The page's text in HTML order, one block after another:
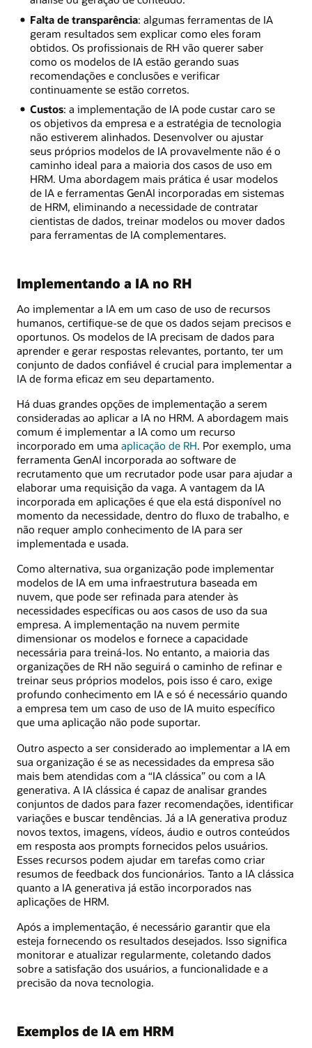
Falta de transparência: algumas ferramentas de IA
geram resultados sem explicar como eles foram
obtidos. Os profissionais de RH vão querer saber
como os modelos de IA estão gerando suas
recomendações e conclusões e verificar
continuamente se estão corretos.
Custos: a implementação de IA pode custar caro se
os objetivos da empresa e a estratégia de tecnologia
não estiverem alinhados. Desenvolver ou ajustar
seus próprios modelos de IA provavelmente não é o
caminho ideal para a maioria dos casos de uso em
HRM. Uma abordagem mais prática é usar modelos
de IA e ferramentas GenAI incorporadas em sistemas
de HRM, eliminando a necessidade de contratar
cientistas de dados, treinar modelos ou mover dados
para ferramentas de IA complementares.
Implementando a IA no RH
Ao implementar a IA em um caso de uso de recursos
humanos, certifique-se de que os dados sejam precisos e
oportunos. Os modelos de IA precisam de dados para
aprender e gerar respostas relevantes, portanto, ter um
conjunto de dados confiável é crucial para implementar a
IA de forma eficaz em seu departamento.
Há duas grandes opções de implementação a serem
consideradas ao aplicar a IA no HRM. A abordagem mais
comum é implementar a IA como um recurso
incorporado em uma aplicação de RH. Por exemplo, uma
ferramenta GenAI incorporada ao software de
recrutamento que um recrutador pode usar para ajudar a
elaborar uma requisição da vaga. A vantagem da IA
incorporada em aplicações é que ela está disponível no
momento da necessidade, dentro do fluxo de trabalho, e
não requer amplo conhecimento de IA para ser
implementada e usada.
Como alternativa, sua organização pode implementar
modelos de IA em uma infraestrutura baseada em
nuvem, que pode ser refinada para atender às
necessidades específicas ou aos casos de uso da sua
empresa. A implementação na nuvem permite
dimensionar os modelos e fornece a capacidade
necessária para treiná-los. No entanto, a maioria das
organizações de RH não seguirá o caminho de refinar e
treinar seus próprios modelos, pois isso é caro, exige
profundo conhecimento em IA e só é necessário quando
a empresa tem um caso de uso de IA muito específico
que uma aplicação não pode suportar.
Outro aspecto a ser considerado ao implementar a IA em
sua organização é se as necessidades da empresa são
mais bem atendidas com a “IA clássica” ou com a IA
generativa. A IA clássica é capaz de analisar grandes
conjuntos de dados para fazer recomendações, identificar
variações e buscar tendências. Já a IA generativa produz
novos textos, imagens, vídeos, áudio e outros conteúdos
em resposta aos prompts fornecidos pelos usuários.
Esses recursos podem ajudar em tarefas como criar
resumos de feedback dos funcionários. Tanto a IA clássica
quanto a IA generativa já estão incorporados nas
aplicações de HRM.
Após a implementação, é necessário garantir que ela
esteja fornecendo os resultados desejados. Isso significa
monitorar e atualizar regularmente, coletando dados
sobre a satisfação dos usuários, a funcionalidade e a
precisão da nova tecnologia.
Exemplos de IA em HRM